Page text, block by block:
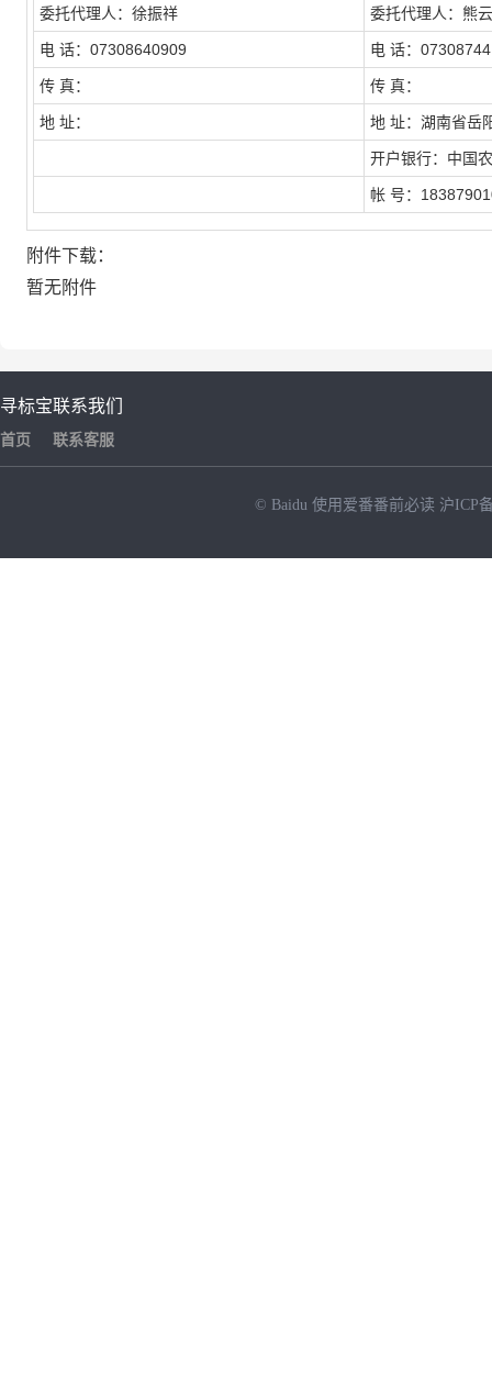
委托代理人：徐振祥 委托代理人：熊
电 话：07308640909 电 话：
传 真： 传 真：
地 址： 地 址：湖南省岳
开户银行：中国
帐 号：
附件下载：
暂无附件
寻标宝
首页
联系我们
联系客服
© Baidu 使用爱番番前必读 沪ICP